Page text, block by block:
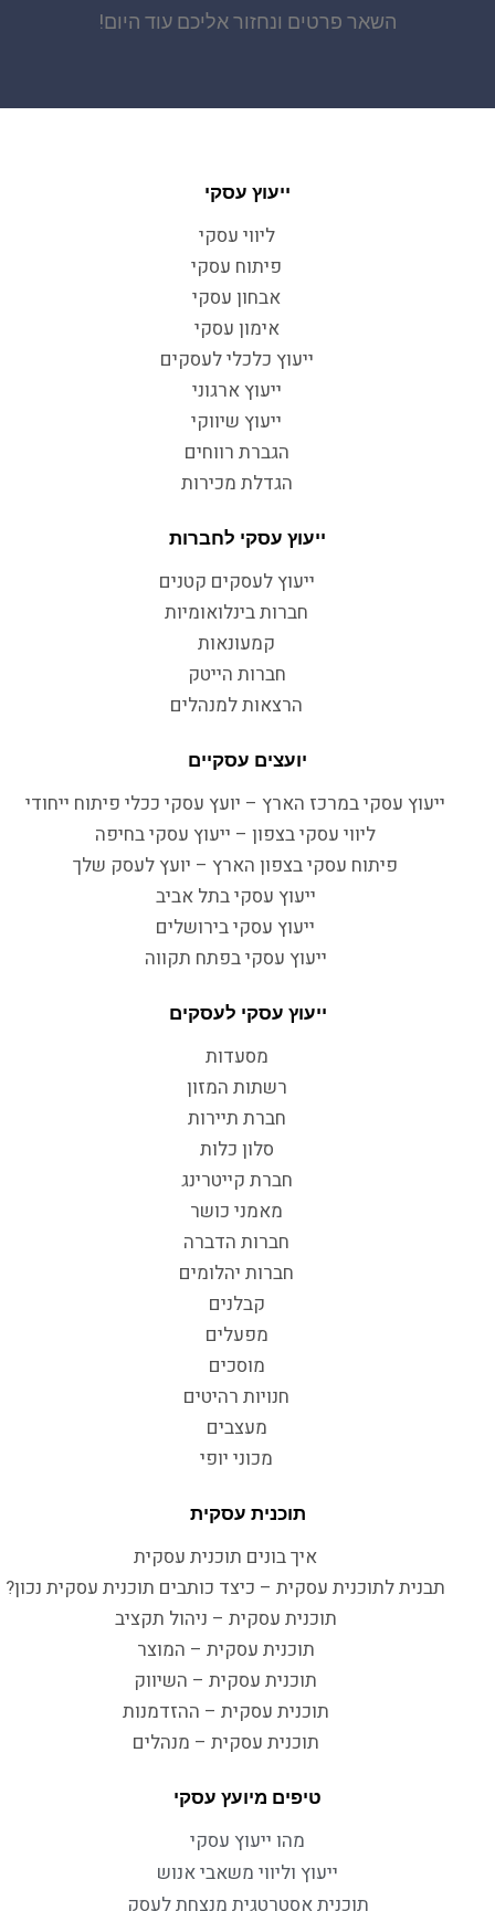
השאר פרטים ונחזור אליכם עוד היום!
ייעוץ עסקי
ליווי עסקי
פיתוח עסקי
אבחון עסקי
אימון עסקי
ייעוץ כלכלי לעסקים
ייעוץ ארגוני
ייעוץ שיווקי
הגברת רווחים
הגדלת מכירות
ייעוץ עסקי לחברות
ייעוץ לעסקים קטנים
חברות בינלואומיות
קמעונאות
חברות הייטק
הרצאות למנהלים
יועצים עסקיים
ייעוץ עסקי במרכז הארץ – יועץ עסקי ככלי פיתוח ייחודי
ליווי עסקי בצפון – ייעוץ עסקי בחיפה
פיתוח עסקי בצפון הארץ – יועץ לעסק שלך
ייעוץ עסקי בתל אביב
ייעוץ עסקי בירושלים
ייעוץ עסקי בפתח תקווה
ייעוץ עסקי לעסקים
מסעדות
רשתות המזון
חברת תיירות
סלון כלות
חברת קייטרינג
מאמני כושר
חברות הדברה
חברות יהלומים
קבלנים
מפעלים
מוסכים
חנויות רהיטים
מעצבים
מכוני יופי
תוכנית עסקית
איך בונים תוכנית עסקית
תבנית לתוכנית עסקית – כיצד כותבים תוכנית עסקית נכון?
תוכנית עסקית – ניהול תקציב
תוכנית עסקית – המוצר
תוכנית עסקית – השיווק
תוכנית עסקית – ההזדמנות
תוכנית עסקית – מנהלים
טיפים מיועץ עסקי
מהו ייעוץ עסקי
ייעוץ וליווי משאבי אנוש
תוכנית אסטרטגית מנצחת לעסק